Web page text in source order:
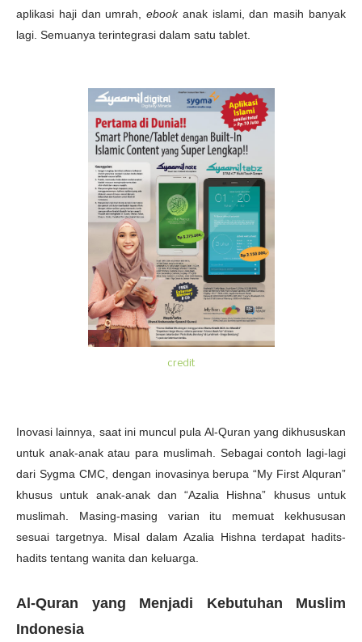
aplikasi haji dan umrah,ebook anak islami, dan masih banyak
lagi. Semuanya terintegrasi dalam satu tablet.
credit
Inovasi lainnya, saat ini muncul pula Al-Quran yang dikhususkan
untuk anak-anak atau para muslimah. Sebagai contoh lagi-lagi
dari Sygma CMC, dengan inovasinya berupa “My First Alquran”
khusus untuk anak-anak dan “Azalia Hishna” khusus untuk
muslimah. Masing-masing varian itu memuat kekhususan
sesuai targetnya. Misal dalam Azalia Hishna terdapat hadits-
hadits tentang wanita dan keluarga.
Al-Quran yang Menjadi Kebutuhan Muslim
Indonesia